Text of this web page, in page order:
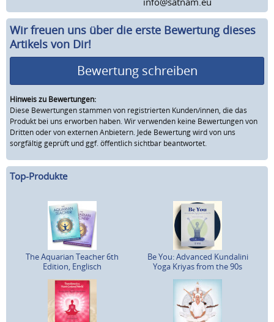
Wir freuen uns über die erste Bewertung dieses
Artikels von Dir!
Bewertung schreiben
Hinweis zu Bewertungen:
Diese Bewertungen stammen von registrierten Kunden/innen, die das
Produkt bei uns erworben haben. Wir verwenden keine Bewertungen von
Dritten oder von externen Anbietern. Jede Bewertung wird von uns
sorgfältig geprüft und ggf. öffentlich sichtbar beantwortet.
Top-Produkte
The Aquarian Teacher 6th
Edition, Englisch
Be You: Advanced Kundalini
Yoga Kriyas from the 90s